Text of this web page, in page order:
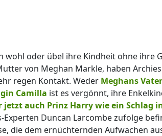
wohl oder übel ihre Kindheit ohne ihre
von Meghan Markle, haben
regen Kontakt. Weder Meghans
Camilla ist es vergönnt, ihre
jetzt auch Prinz Harry wie ein Schlag
Experten Duncan Larcombe zufolge
die dem ernüchternden Aufwachen